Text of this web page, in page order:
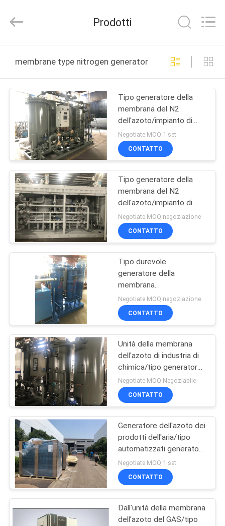
PRODOTTI
SU
NOI
VISITA
ALLA
FABBRICA
CONTROLLO
QUALITÀ
CONTATTACI
NOTIZIE
CASI
RICHIEDI UN
PREVENTIVO
NEWS
MAPPA
DEL
Technology
Rights
Prodotti
membrane type nitrogen generator produzione online
Tipo generatore della
membrana del N2
dell'azoto/impianto di
produzione 5-5000
Nm3/H dell'azoto
Negotiate MOQ:1 set
CONTATTO
Tipo generatore della
membrana del N2
dell'azoto/impianto di
produzione azoto dell'aria
Negotiate MOQ:negoziazione
CONTATTO
Tipo durevole
generatore della
membrana
dell'azoto/impianto di
produzione azoto dell'aria
Negotiate MOQ:negoziazione
CONTATTO
Unità della membrana
dell'azoto di industria di
chimica/tipo generatore
della membrana
dell'azoto
Negotiate MOQ:Negoziabile
CONTATTO
Generatore dell'azoto dei
prodotti dell'aria/tipo
automatizzati generatore
della membrana
dell'azoto
Negotiate MOQ:1 set
CONTATTO
Dall'unità della membrana
dell'azoto del GAS/tipo